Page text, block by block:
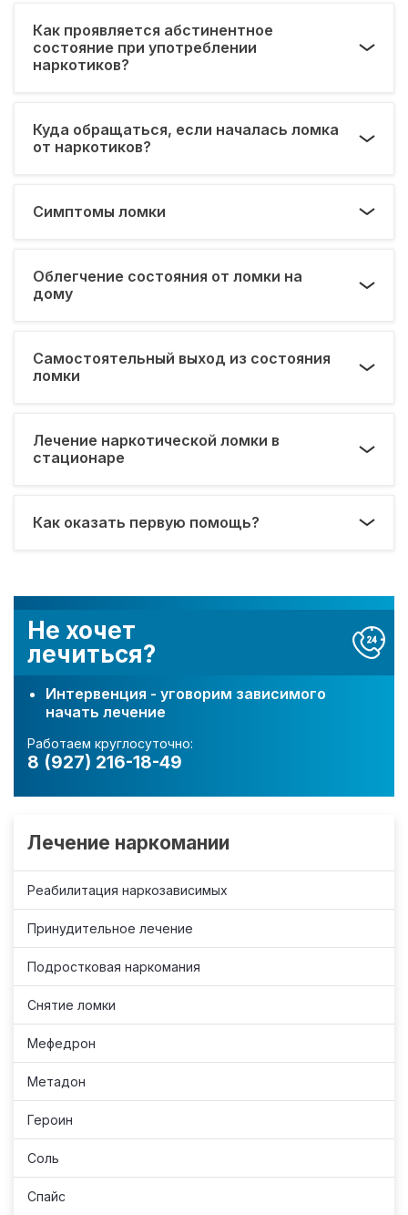
Не хочет
лечиться?
Интервенция - уговорим зависимого
начать лечение
Работаем круглосуточно:
8 (927) 216-18-49
Лечение наркомании
Реабилитация наркозависимых
Принудительное лечение
Подростковая наркомания
Снятие ломки
Мефедрон
Метадон
Героин
Соль
Спайс
Как проявляется абстинентное
состояние при употреблении
наркотиков?
Куда обращаться, если началась ломка
от наркотиков?
Симптомы ломки
Облегчение состояния от ломки на
дому
Самостоятельный выход из состояния
ломки
Лечение наркотической ломки в
стационаре
Как оказать первую помощь?